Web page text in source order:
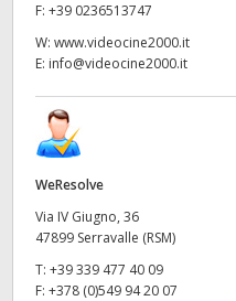
F: +39 0236513747
W: www.videocine2000.it
E: info@videocine2000.it
WeResolve
Via IV Giugno, 36
47899 Serravalle (RSM)
T: +39 339 477 40 09
F: +378 (0)549 94 20 07